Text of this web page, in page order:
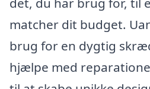
matcher dit budget.
brug for en dygtig
hjælpe med